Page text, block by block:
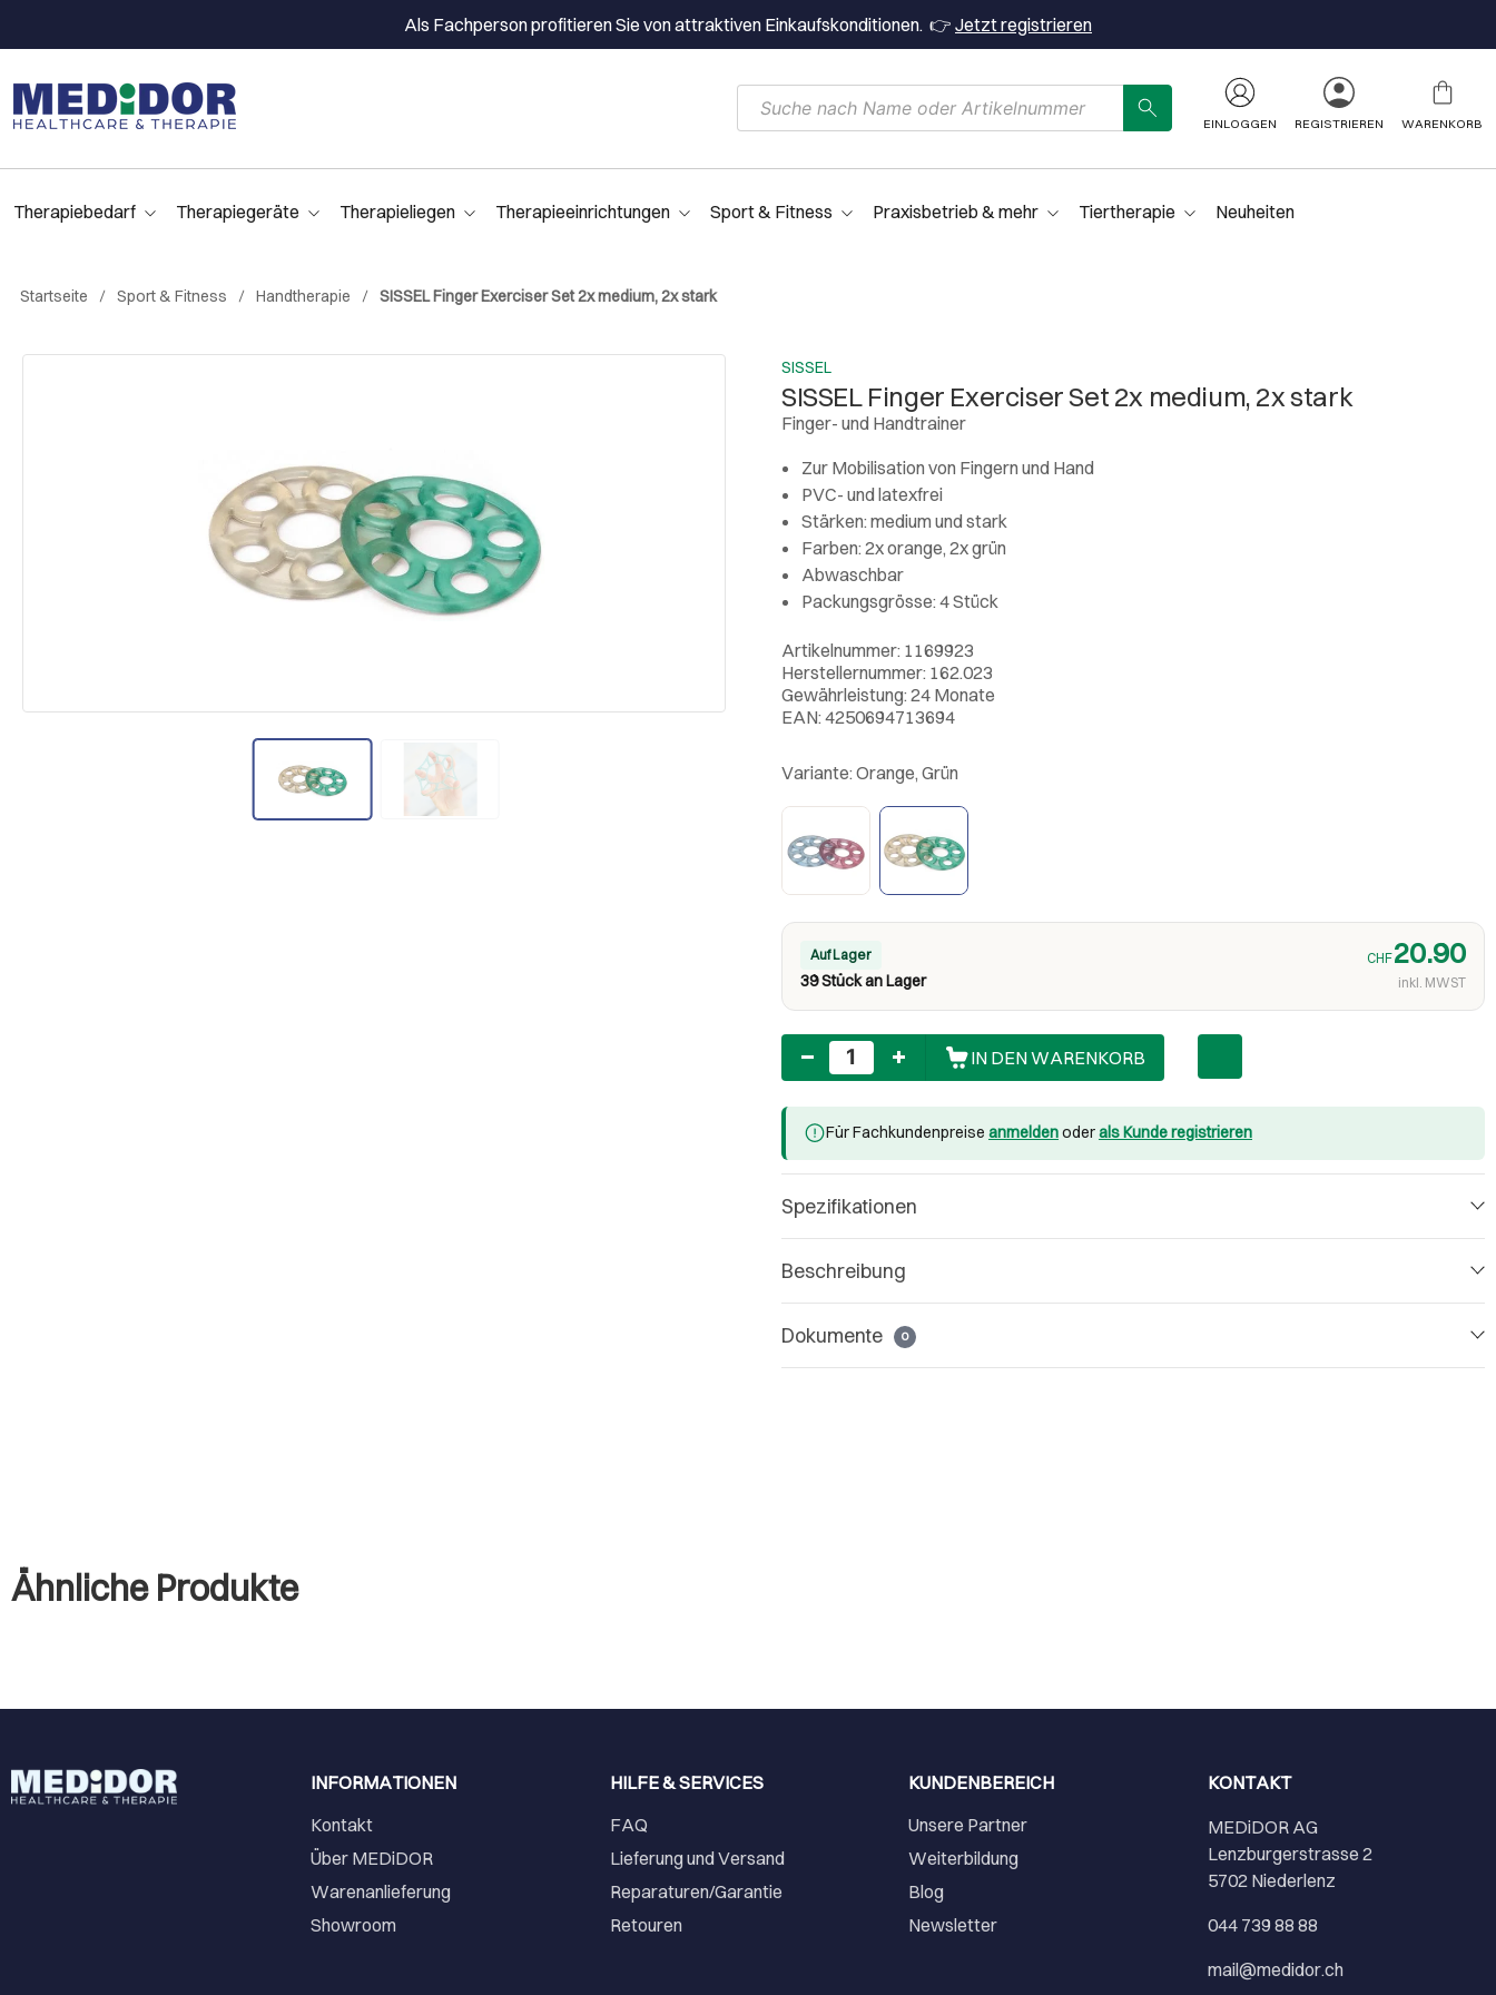
Als Fachperson profitieren Sie von attraktiven Einkaufskonditionen. 👉 Jetzt registrieren
EINLOGGEN REGISTRIEREN WARENKORB
Therapiebedarf Therapiegeräte Therapieliegen Therapieeinrichtungen Sport & Fitness Praxisbetrieb & mehr Tiertherapie Neuheiten
Startseite Sport & Fitness Handtherapie SISSEL Finger Exerciser Set 2x medium, 2x stark
SISSEL
SISSEL Finger Exerciser Set 2x medium, 2x stark
Finger- und Handtrainer
Zur Mobilisation von Fingern und Hand
PVC- und latexfrei
Stärken: medium und stark
Farben: 2x orange, 2x grün
Abwaschbar
Packungsgrösse: 4 Stück
Artikelnummer: 1169923
Herstellernummer: 162.023
Gewährleistung: 24 Monate
EAN: 4250694713694
Variante: Orange, Grün
Auf Lager
39 Stück an Lager
CHF20.90
inkl. MWST
Anzahl
IN DEN WARENKORB
Für Fachkundenpreise anmeldenoderals Kunde registrieren
Spezifikationen
Beschreibung
Dokumente 0
Ähnliche Produkte
INFORMATIONEN
Kontakt
Über MEDiDOR
Warenanlieferung
Showroom
HILFE & SERVICES
FAQ
Lieferung und Versand
Reparaturen/Garantie
Retouren
KUNDENBEREICH
Unsere Partner
Weiterbildung
Blog
Newsletter
KONTAKT
MEDiDOR AG
Lenzburgerstrasse 2
5702 Niederlenz
044 739 88 88
mail@medidor.ch